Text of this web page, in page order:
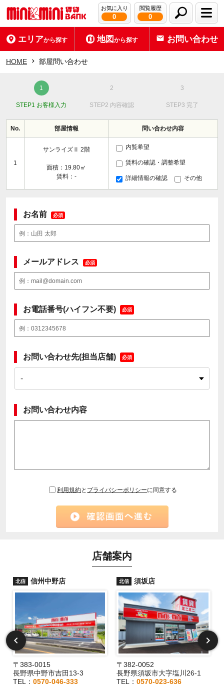
お気に入り
0
閲覧履歴
0
エリアから探す 地図から探す お問い合わせ
HOME 部屋問い合わせ
STEP1 お客様入力 STEP2 内容確認 STEP3 完了
No. 部屋情報 問い合わせ内容
1
サンライズⅡ 2階
面積：19.80㎡
賃料：-
内覧希望
賃料の確認・調整希望
詳細情報の確認 その他
お名前 必須
メールアドレス 必須
お電話番号(ハイフン不要) 必須
お問い合わせ先(担当店舗) 必須
お問い合わせ内容
利用規約と プライバシーポリシーに同意する
店舗案内
北信 信州中野店
〒383-0015
長野県中野市吉田13-3
TEL： 0570-046-333
北信 須坂店
〒382-0052
長野県須坂市大字塩川26-1
TEL：0570-023-636